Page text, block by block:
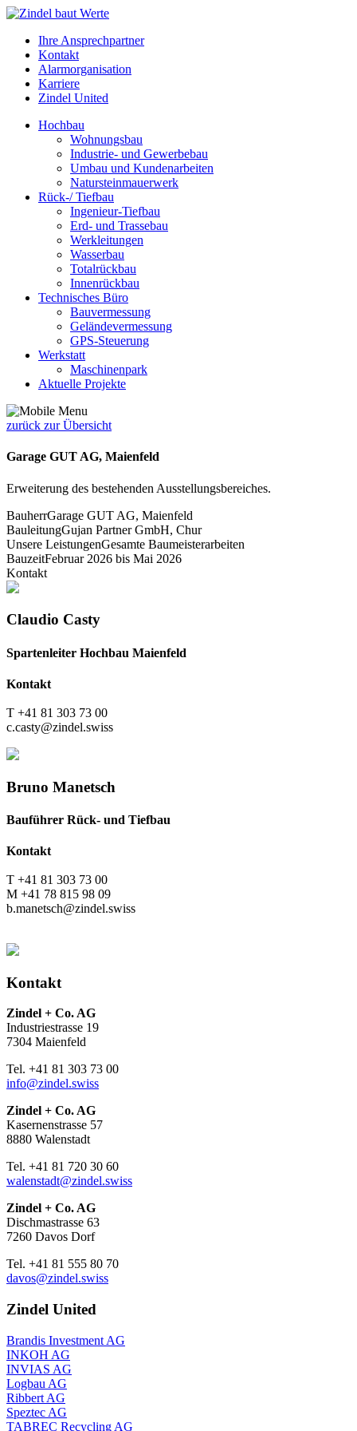
Ihre Ansprechpartner
Kontakt
Alarmorganisation
Karriere
Zindel United
Hochbau
Wohnungsbau
Industrie- und Gewerbebau
Umbau und Kundenarbeiten
Natursteinmauerwerk
Rück-/ Tiefbau
Ingenieur-Tiefbau
Erd- und Trassebau
Werkleitungen
Wasserbau
Totalrückbau
Innenrückbau
Technisches Büro
Bauvermessung
Geländevermessung
GPS-Steuerung
Werkstatt
Maschinenpark
Aktuelle Projekte
zurück zur Übersicht
Garage GUT AG, Maienfeld
Erweiterung des bestehenden Ausstellungsbereiches.
BauherrGarage GUT AG, Maienfeld
BauleitungGujan Partner GmbH, Chur
Unsere LeistungenGesamte Baumeisterarbeiten
BauzeitFebruar 2026 bis Mai 2026
Kontakt
Claudio Casty
Spartenleiter Hochbau Maienfeld
Kontakt
T +41 81 303 73 00
c.casty@zindel.swiss
Bruno Manetsch
Bauführer Rück- und Tiefbau
Kontakt
T +41 81 303 73 00
M +41 78 815 98 09
b.manetsch@zindel.swiss
Kontakt
Zindel + Co. AG
Industriestrasse 19
7304 Maienfeld
Tel. +41 81 303 73 00
info@zindel.swiss
Zindel + Co. AG
Kasernenstrasse 57
8880 Walenstadt
Tel. +41 81 720 30 60
walenstadt@zindel.swiss
Zindel + Co. AG
Dischmastrasse 63
7260 Davos Dorf
Tel. +41 81 555 80 70
davos@zindel.swiss
Zindel United
Brandis Investment AG
INKOH AG
INVIAS AG
Logbau AG
Ribbert AG
Speztec AG
TABREC Recycling AG